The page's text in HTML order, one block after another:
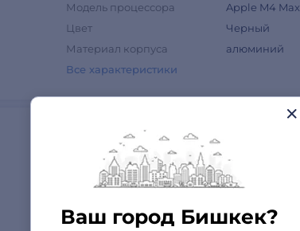
Ваш город Бишкек?
Модель процессора
Apple M4 Max
Цвет
Черный
Материал корпуса
алюминий
Все характеристики